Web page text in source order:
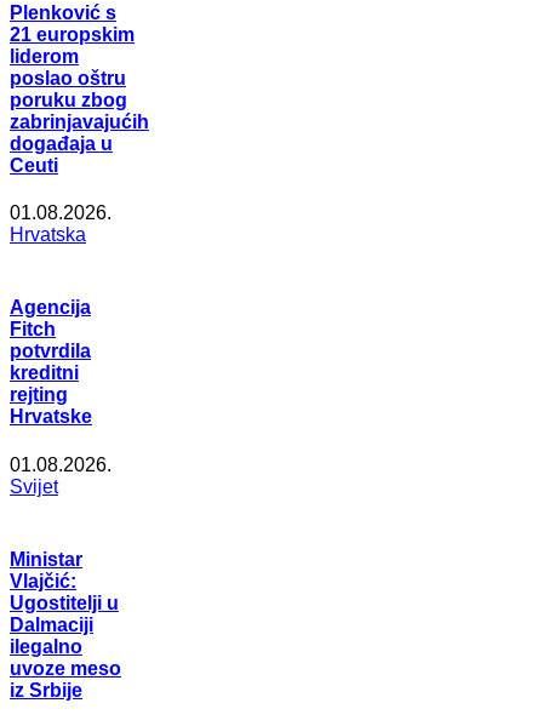
Plenković s
21 europskim
liderom
poslao oštru
poruku zbog
zabrinjavajućih
događaja u
Ceuti
01.08.2026.
Hrvatska
Agencija
Fitch
potvrdila
kreditni
rejting
Hrvatske
01.08.2026.
Svijet
Ministar
Vlajčić:
Ugostitelji u
Dalmaciji
ilegalno
uvoze meso
iz Srbije